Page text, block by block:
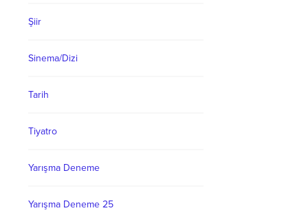
Şiir
Sinema/Dizi
Tarih
Tiyatro
Yarışma Deneme
Yarışma Deneme 25